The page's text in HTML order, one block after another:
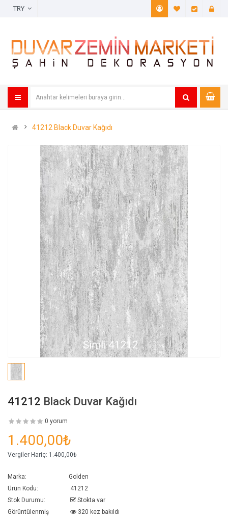
A. Listem
41212 Black Duvar Kağıdı
41212 Black Duvar Kağıdı
0 yorum
1.400,00₺
Vergiler Hariç: 1.400,00₺
Marka:
Golden
Ürün Kodu:
41212
Stok Durumu:
Stokta var
Görüntülenmiş
320 kez bakıldı